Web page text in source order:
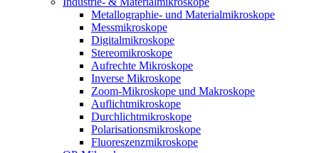
Metallographie- und Materialmikroskope
Messmikroskope
Digitalmikroskope
Stereomikroskope
Aufrechte Mikroskope
Inverse Mikroskope
Zoom-Mikroskope und Makroskope
Auflichtmikroskope
Durchlichtmikroskope
Polarisationsmikroskope
Fluoreszenzmikroskope